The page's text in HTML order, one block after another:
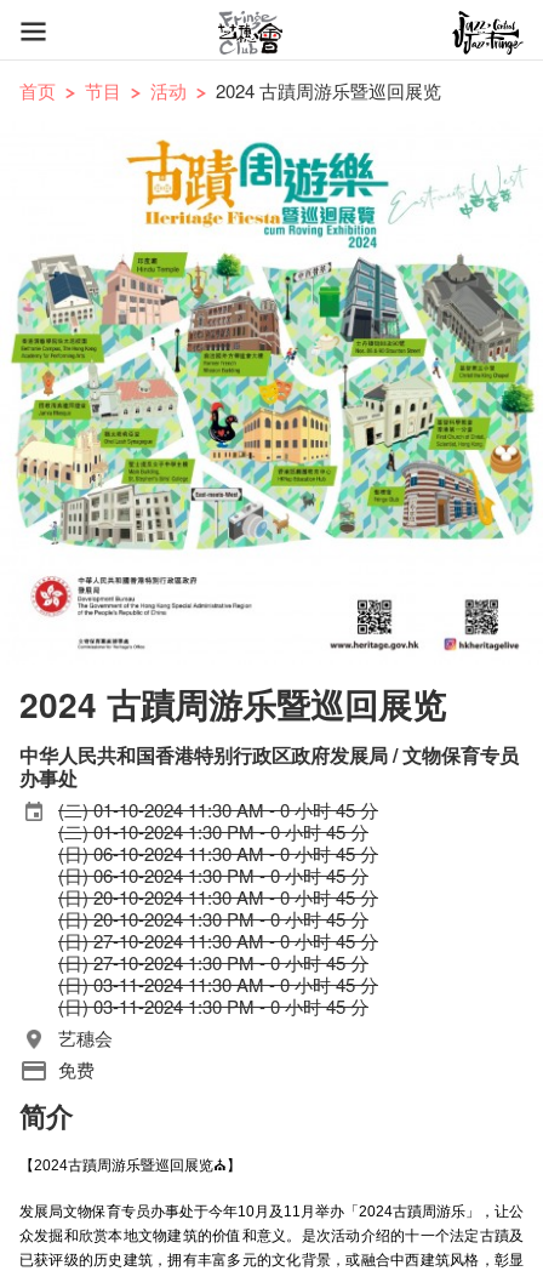
首页 节目 活动 2024 古蹟周游乐暨巡回展览
2024 古蹟周游乐暨巡回展览
中华人民共和国香港特别行政区政府发展局 / 文物保育专员
办事处
(二) 01-10-2024 11:30 AM - 0 小时 45 分
(二) 01-10-2024 1:30 PM - 0 小时 45 分
(日) 06-10-2024 11:30 AM - 0 小时 45 分
(日) 06-10-2024 1:30 PM - 0 小时 45 分
(日) 20-10-2024 11:30 AM - 0 小时 45 分
(日) 20-10-2024 1:30 PM - 0 小时 45 分
(日) 27-10-2024 11:30 AM - 0 小时 45 分
(日) 27-10-2024 1:30 PM - 0 小时 45 分
(日) 03-11-2024 11:30 AM - 0 小时 45 分
(日) 03-11-2024 1:30 PM - 0 小时 45 分
艺穗会
免费
简介
【2024古蹟周游乐暨巡回展览⛪】
发展局文物保育专员办事处于今年10月及11月举办「2024古蹟周游乐」，让公
众发掘和欣赏本地文物建筑的价值和意义。是次活动介绍的十一个法定古蹟及
已获评级的历史建筑，拥有丰富多元的文化背景，或融合中西建筑风格，彰显